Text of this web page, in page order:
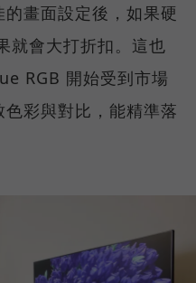
畫面設定後，如果硬
就會大打折扣。這也
RGB 開始受到市場
彩與對比，能精準落